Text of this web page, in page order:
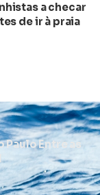
a checar
de ir à praia
Paulo Entre as